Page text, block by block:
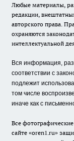
Любые материалы,
редакции,
авторского права.
охраняются
интеллектуальной
Вся информация,
соответствии с
подлежит
том числе
иначе как с
Все
сайте «oren1.ru»